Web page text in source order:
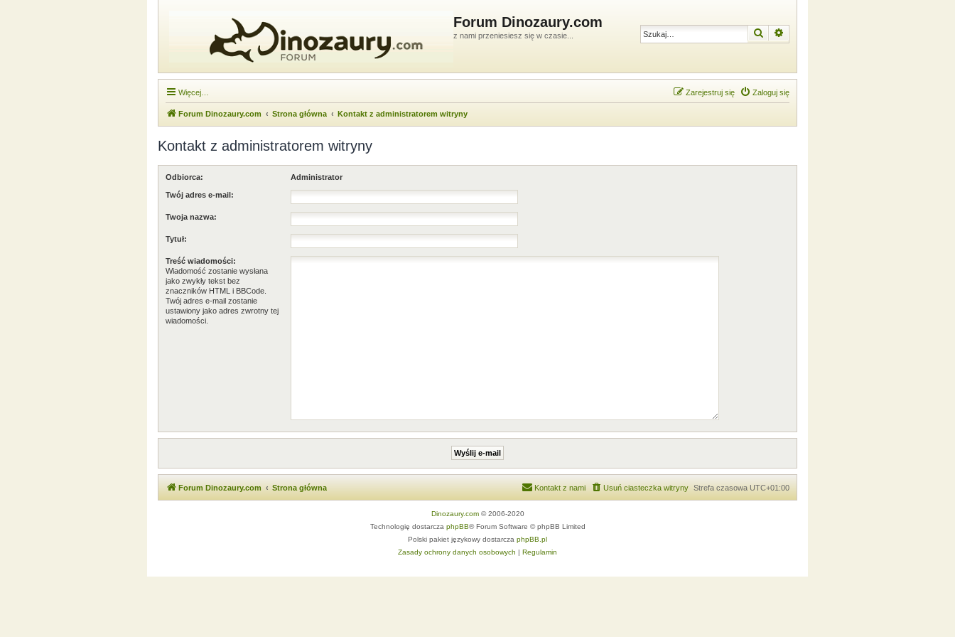
Forum Dinozaury.com
z nami przeniesiesz się w czasie... Szukaj
Więcej… Zaloguj się
Zarejestruj się
Forum Dinozaury.com Strona główna Kontakt z administratorem witryny
Kontakt z administratorem witryny
Odbiorca: Administrator
Twój adres e-mail:
Twoja nazwa:
Tytuł:
Treść wiadomości:
Wiadomość zostanie wysłana
jako zwykły tekst bez
znaczników HTML i BBCode.
Twój adres e-mail zostanie
ustawiony jako adres zwrotny tej
wiadomości.
Forum Dinozaury.com Strona główna Strefa czasowa UTC+01:00
Usuń ciasteczka witryny
Kontakt z nami
Dinozaury.com© 2006-2020
Technologię dostarcza phpBB® Forum Software © phpBB Limited
Polski pakiet językowy dostarcza phpBB.pl
Zasady ochrony danych osobowych | Regulamin